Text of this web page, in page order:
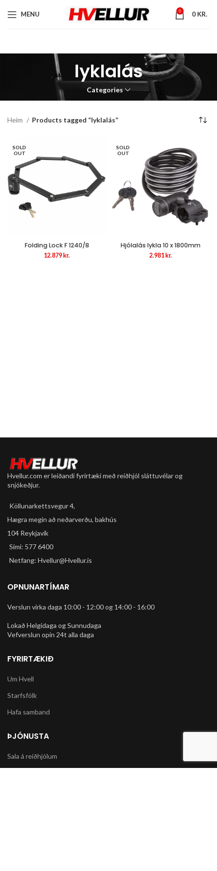
MENU 0 0 KR.
lyklalás
Categories
Heim Products tagged “lyklalás”
SOLD
OUT
Folding Lock F 1240/8
12.879 kr.
SOLD
OUT
Hjólalás lykla 10 x 1800mm
2.981 kr.
Hvellur.com er leiðandi fyrirtæki með reiðhjól sláttuvélar og
snjókeðjur.
Köllunarkettsvegur 4,
Hægra megin að neðarverðu, bakhús
104 Reykjavík
Sími: 577 6400
Netfang: Hvellur@Hvellur.is
OPNUNARTÍMAR
Verslun virka daga 10:00 - 12:00 og 14:00 - 16:00
Lokað Helgidaga og Sunnudaga
Vefverslun opin 24t alla daga
FYRIRTÆKIÐ
Um Hvell
Starfsfólk
Hafa samband
ÞJÓNUSTA
Sala á reiðhjólum